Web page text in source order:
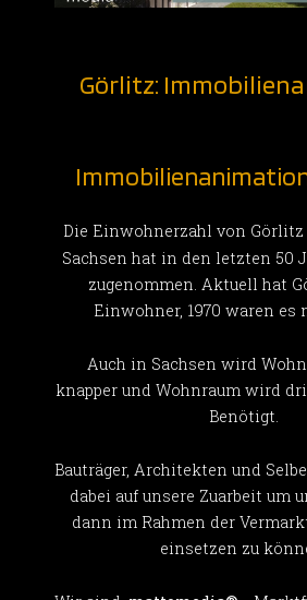
Görlitz:
Die Einwohnerzahl von Görlitz
Sachsen hat in den letzten 50
zugenommen. Aktuell hat
Einwohner, 1970 waren es
Auch in Sachsen wird
knapper und Wohnraum wird
Benötigt.
Bauträger, Architekten und
dabei auf unsere Zuarbeit um
dann im Rahmen der
einsetzen zu